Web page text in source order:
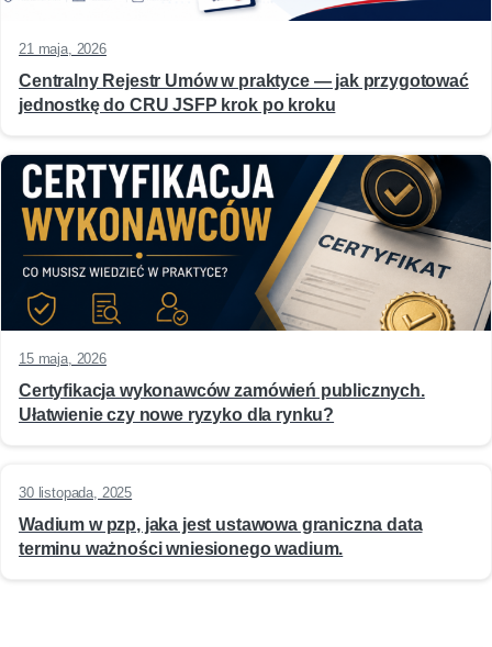
21 maja, 2026
Centralny Rejestr Umów w praktyce — jak przygotować
jednostkę do CRU JSFP krok po kroku
15 maja, 2026
Certyfikacja wykonawców zamówień publicznych.
Ułatwienie czy nowe ryzyko dla rynku?
30 listopada, 2025
Wadium w pzp, jaka jest ustawowa graniczna data
terminu ważności wniesionego wadium.